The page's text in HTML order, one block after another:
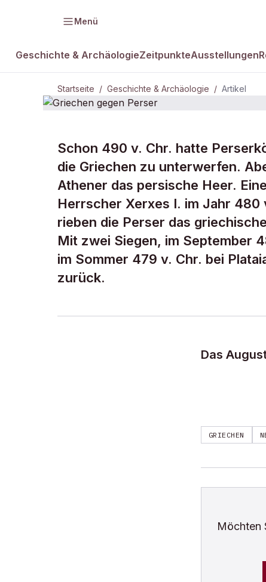
Menü
Geschichte & ArchäologieZeitpunkteAusstellungen
Startseite / Geschichte & Archäologie / Artikel
GESCHICHTE & ARCHÄOLOGIE
Griechen
Perser
Schon 490 v. Chr. hatte
die Griechen zu unterwerfen.
Athener das persische Heer.
Herrscher Xerxes I. im Jahr 480
rieben die Perser das
Mit zwei Siegen, im September
im Sommer 479 v. Chr. bei
zurück.
Das
GRIECHEN
Möchten